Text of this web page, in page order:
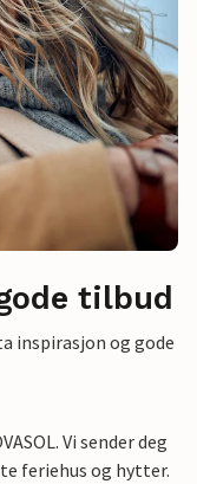
tilbud
inspirasjon og gode
Vi sender deg
feriehus og hytter.